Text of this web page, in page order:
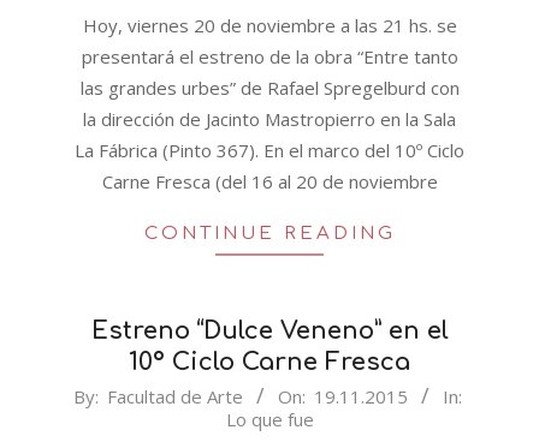
20Hoy, viernes 20 de noviembre a las 21 hs. se
presentará el estreno de la obra “Entre tanto
las grandes urbes” de Rafael Spregelburd con
la dirección de Jacinto Mastropierro en la Sala
La Fábrica (Pinto 367). En el marco del 10º Ciclo
Carne Fresca (del 16 al 20 de noviembre
CONTINUE READING
Estreno “Dulce Veneno” en el
10º Ciclo Carne Fresca
2015-
By: Facultad de Arte On: 19.11.2015
In:
Lo que fue